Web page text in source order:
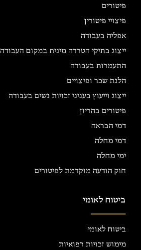
פיטורים
פיצויי פיטורין
אפליה בעבודה
ייצוג בתיקי הטרדה מינית במקום העבודה
התעמרות בעבודה
הלנת שכר ופיצויים
ייצוג וייעוץ בעניני זכויות נשים בעבודה
פיטורים בהריון
דמי הבראה
דמי מחלה
ימי מחלה
חוק הודעה מוקדמת לפיטורים
ביטוח לאומי
ביטוח לאומי
מימוש זכויות רפואיות